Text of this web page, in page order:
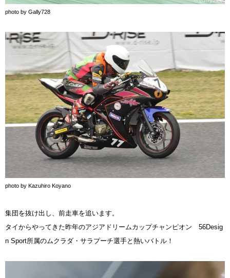
photo by Gally728
photo by Kazuhiro Koyano
集団を抜け出し、前走車を追います。
タイからやってきた昨年のアジアドリームカップチャンピオン 56Desig
n Sport所属のムクラダ・サラプーチ選手と熱いバトル！